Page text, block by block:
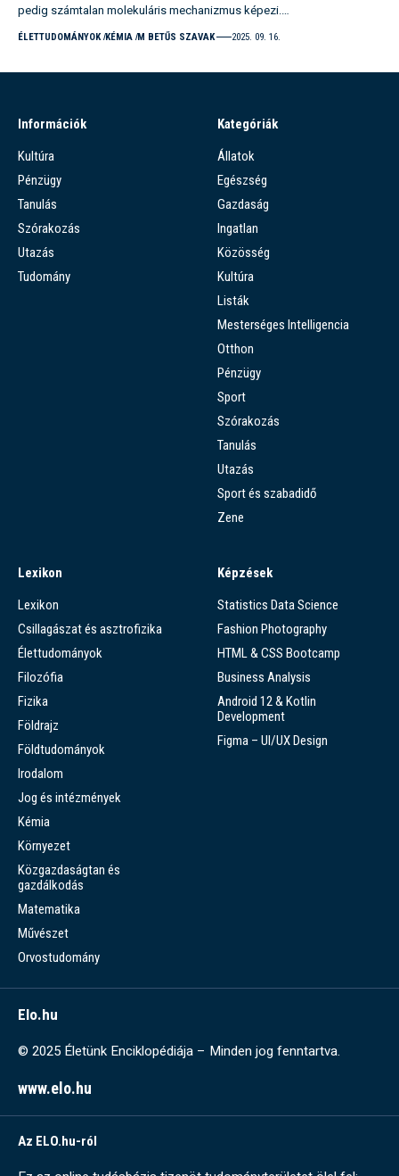
pedig számtalan molekuláris mechanizmus képezi.…
ÉLETTUDOMÁNYOK KÉMIA M BETŰS SZAVAK 2025. 09. 16.
Információk
Kultúra
Pénzügy
Tanulás
Szórakozás
Utazás
Tudomány
Kategóriák
Állatok
Egészség
Gazdaság
Ingatlan
Közösség
Kultúra
Listák
Mesterséges Intelligencia
Otthon
Pénzügy
Sport
Szórakozás
Tanulás
Utazás
Sport és szabadidő
Zene
Lexikon
Lexikon
Csillagászat és asztrofizika
Élettudományok
Filozófia
Fizika
Földrajz
Földtudományok
Irodalom
Jog és intézmények
Kémia
Környezet
Közgazdaságtan és
gazdálkodás
Matematika
Művészet
Orvostudomány
Képzések
Statistics Data Science
Fashion Photography
HTML & CSS Bootcamp
Business Analysis
Android 12 & Kotlin
Development
Figma – UI/UX Design
Elo.hu
© 2025 Életünk Enciklopédiája – Minden jog fenntartva.
www.elo.hu
Az ELO.hu-ról